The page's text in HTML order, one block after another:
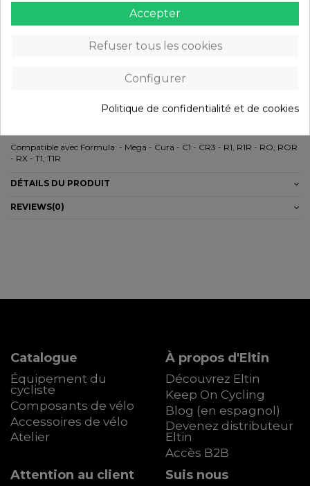
Retours gratuits (15 jours)
Paiement en plusieurs fois à partir de 29 €
Compatible avec Formula: - Mega - Cura - C1 - CR3 - R1, R1R - RO, ROR
- RX - T1, T1R
DÉTAILS DU PRODUIT
REVIEWS(0)
Catalogue
Équipement du
cycliste
Composants de vélo
Accessoires de vélo
Atelier
À propos d'Eltin
Découvrez Eltin
Keep On Cycling
Blog (en espagnol)
Devenez distributeur
Eltin
Accès B2B
Attention au client Suis nous
Accepter
Refuser tous les cookies
Configurer
Politique de confidentialité et de cookies